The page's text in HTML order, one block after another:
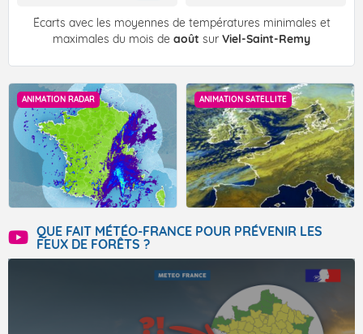
Écarts avec les moyennes de températures minimales et
maximales du mois de août sur Viel-Saint-Remy
ANIMATION RADAR ANIMATION SATELLITE
QUE FAIT MÉTÉO-FRANCE POUR PRÉVENIR LES
FEUX DE FORÊTS ?